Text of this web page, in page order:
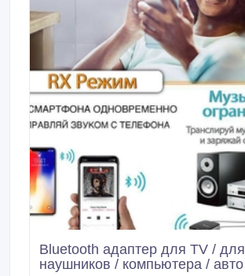
Bluetooth адаптер для TV / для
наушников / компьютера / авто